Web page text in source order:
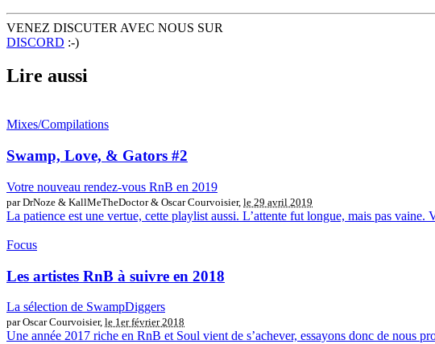
VENEZ DISCUTER AVEC NOUS SUR
DISCORD :-)
Lire aussi
Mixes/Compilations
Swamp, Love, & Gators #2
Votre nouveau rendez-vous RnB en 2019
par DrNoze & KallMeTheDoctor & Oscar Courvoisier, le 29 avril 2019
La patience est une vertue, cette playlist aussi. L’attente fut longue, mais pas
Focus
Les artistes RnB à suivre en 2018
La sélection de SwampDiggers
par Oscar Courvoisier, le 1er février 2018
Une année 2017 riche en RnB et Soul vient de s’achever, essayons donc de nous